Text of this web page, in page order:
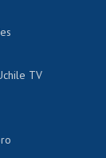
y violencia
TV